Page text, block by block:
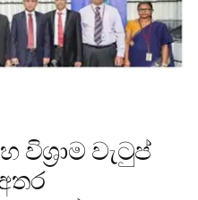
විශ්‍රාම වැටුප්